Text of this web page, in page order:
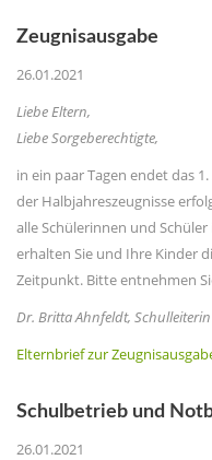
Zeugnisausgabe
26.01.2021
Liebe Eltern,
Liebe Sorgeberechtigte,
in ein paar Tagen endet das
der Halbjahreszeugnisse
alle Schülerinnen und
erhalten Sie und Ihre Kinder
Zeitpunkt. Bitte entnehmen
Dr. Britta Ahnfeldt, Schulleiterin
Elternbrief zur
Schulbetrieb und
26.01.2021